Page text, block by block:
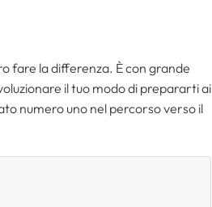
fare la differenza. È con grande
il tuo modo di prepararti ai
numero uno nel percorso verso il